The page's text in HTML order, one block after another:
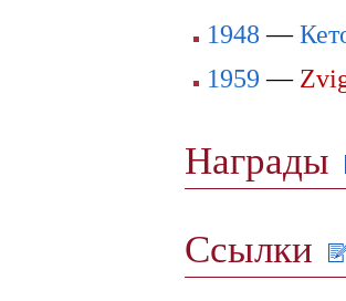
1948 —
1959 —
Награды
Ссылки